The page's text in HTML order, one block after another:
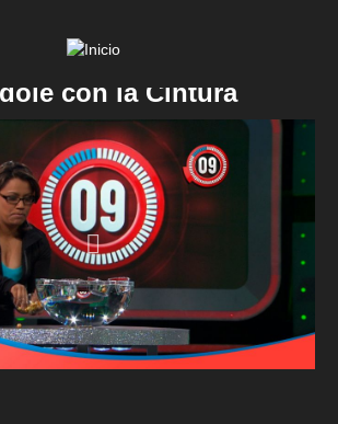
con la Cintura